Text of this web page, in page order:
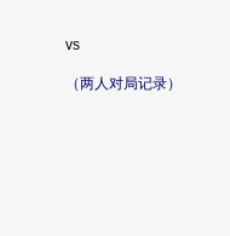
vs
（两人对局记录）